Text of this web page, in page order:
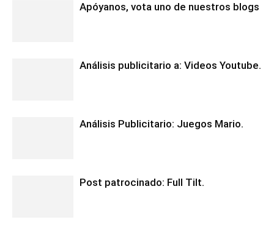
Apóyanos, vota uno de nuestros blogs
Análisis publicitario a: Videos Youtube.
Análisis Publicitario: Juegos Mario.
Post patrocinado: Full Tilt.